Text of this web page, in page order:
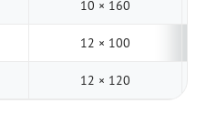
10 × 160
12 × 100
12 × 120